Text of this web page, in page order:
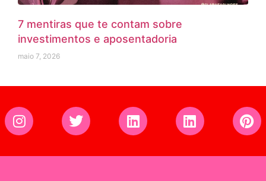
7 mentiras que te contam sobre
investimentos e aposentadoria
maio 7, 2026